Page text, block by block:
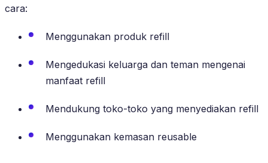
cara:
Menggunakan produk refill
Mengedukasi keluarga dan teman mengenai
manfaat refill
Mendukung toko-toko yang menyediakan refill
Menggunakan kemasan reusable